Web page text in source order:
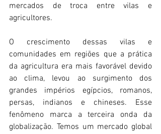
mercados de troca entre vilas e
agricultores.
O crescimento dessas vilas e
comunidades em regiões que a prática
da agricultura era mais favorável devido
ao clima, levou ao surgimento dos
grandes impérios egípcios, romanos,
persas, indianos e chineses. Esse
fenômeno marca a terceira onda da
globalização. Temos um mercado global